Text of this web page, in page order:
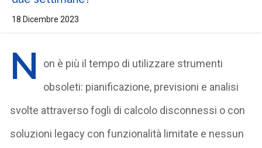
18 Dicembre 2023
N
on è più il tempo di utilizzare strumenti
obsoleti: pianificazione, previsioni e analisi
svolte attraverso fogli di calcolo disconnessi o con
soluzioni legacy con funzionalità limitate e nessun